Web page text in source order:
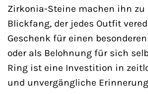
Zirkonia-Steine machen ihn zu
Blickfang, der jedes Outfit
Geschenk für einen
oder als Belohnung für sich
Ring ist eine Investition in
und unvergängliche